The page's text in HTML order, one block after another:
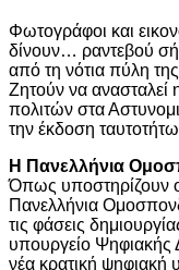
Φωτογράφοι και
δίνουν… ραντεβού
από τη νότια πύλη
Ζητούν να
πολιτών στα
την έκδοση
Η Πανελλήνια
Όπως υποστηρίζουν
Πανελλήνια
τις φάσεις
υπουργείο Ψηφιακής
νέα κρατική ψηφιακή